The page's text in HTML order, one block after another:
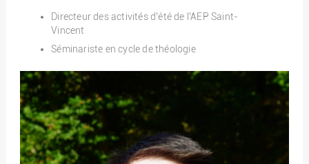
Directeur des activités d’été de l’AEP Saint-
Vincent
Séminariste en cycle de théologie